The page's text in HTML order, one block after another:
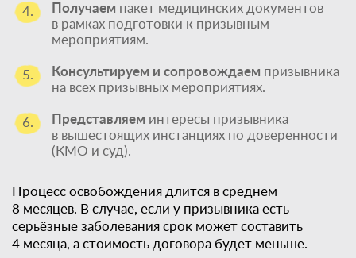
4. Получаем пакет медицинских документов
в рамках подготовки к призывным
мероприятиям.
5. Консультируем и сопровождаем призывника
на всех призывных мероприятиях.
6. Представляем интересы призывника
в вышестоящих инстанциях по доверенности
(КМО и суд).
Процесс освобождения длится в среднем
8 месяцев. В случае, если у призывника есть
серьёзные заболевания срок может составить
4 месяца, а стоимость договора будет меньше.